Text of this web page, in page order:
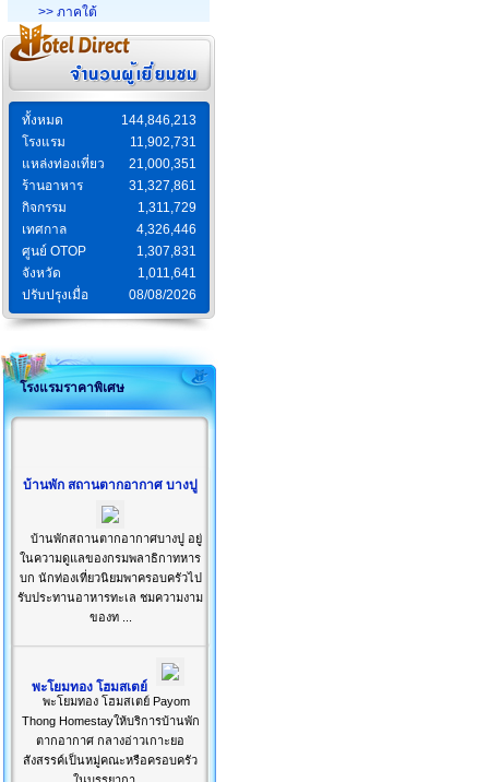
>> ภาคใต้
ทั้งหมด
144,846,213
โรงแรม
11,902,731
แหล่งท่องเที่ยว
21,000,351
ร้านอาหาร
31,327,861
กิจกรรม
1,311,729
เทศกาล
4,326,446
ศูนย์ OTOP
1,307,831
จังหวัด
1,011,641
ปรับปรุงเมื่อ
08/08/2026
โรงแรมราคาพิเศษ
บ้านพัก สถานตากอากาศ บางปู
บ้านพักสถานตากอากาศบางปู อยู่
ในความดูแลของกรมพลาธิกาทหาร
บก นักท่องเที่ยวนิยมพาครอบครัวไป
รับประทานอาหารทะเล ชมความงาม
ของท ...
พะโยมทอง โฮมสเตย์
พะโยมทอง โฮมสเตย์ Payom
Thong Homestayให้บริการบ้านพัก
ตากอากาศ กลางอ่าวเกาะยอ
สังสรรค์เป็นหมู่คณะหรือครอบครัว